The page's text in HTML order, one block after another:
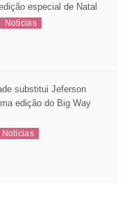
especial de Natal
Notícias
substitui Jeferson
edição do Big Way
Notícias